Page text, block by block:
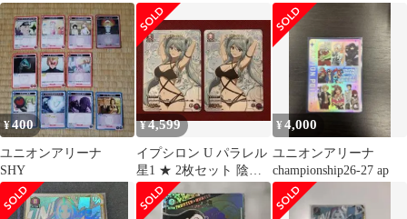
プロモーションカー
ド》２枚セット
¥400
ユニオンアリーナ
SHY
¥4,599
イプシロン U パラレル
星1 ★ 2枚セット 陰の
実力者になりたくて ユ
ニアリ
¥4,000
ユニオンアリーナ
championship26-27 ap